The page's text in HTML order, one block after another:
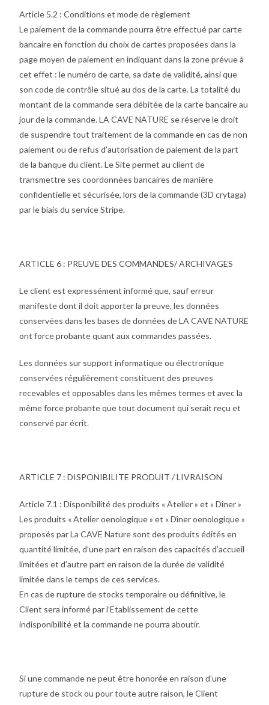
Article 5.2 : Conditions et mode de règlement
Le paiement de la commande pourra être effectué par carte
bancaire en fonction du choix de cartes proposées dans la
page moyen de paiement en indiquant dans la zone prévue à
cet effet : le numéro de carte, sa date de validité, ainsi que
son code de contrôle situé au dos de la carte. La totalité du
montant de la commande sera débitée de la carte bancaire au
jour de la commande. LA CAVE NATURE se réserve le droit
de suspendre tout traitement de la commande en cas de non
paiement ou de refus d’autorisation de paiement de la part
de la banque du client. Le Site permet au client de
transmettre ses coordonnées bancaires de manière
confidentielle et sécurisée, lors de la commande (3D crytaga)
par le biais du service Stripe.
ARTICLE 6 : PREUVE DES COMMANDES/ ARCHIVAGES
Le client est expressément informé que, sauf erreur
manifeste dont il doit apporter la preuve, les données
conservées dans les bases de données de LA CAVE NATURE
ont force probante quant aux commandes passées.
Les données sur support informatique ou électronique
conservées régulièrement constituent des preuves
recevables et opposables dans les mêmes termes et avec la
même force probante que tout document qui serait reçu et
conservé par écrit.
ARTICLE 7 : DISPONIBILITE PRODUIT / LIVRAISON
Article 7.1 : Disponibilité des produits « Atelier » et « Dîner »
Les produits « Atelier oenologique » et « Dîner oenologique »
proposés par La CAVE Nature sont des produits édités en
quantité limitée, d’une part en raison des capacités d’accueil
limitées et d’autre part en raison de la durée de validité
limitée dans le temps de ces services.
En cas de rupture de stocks temporaire ou définitive, le
Client sera informé par l’Etablissement de cette
indisponibilité et la commande ne pourra aboutir.
Si une commande ne peut être honorée en raison d’une
rupture de stock ou pour toute autre raison, le Client